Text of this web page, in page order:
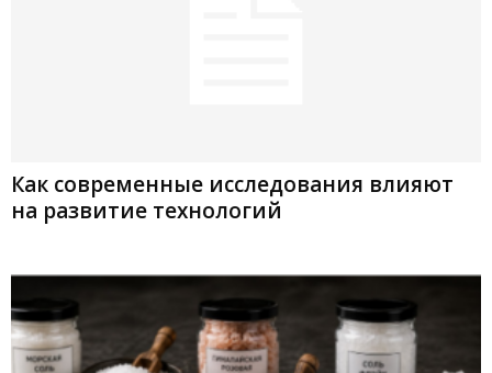
Как современные исследования влияют
на развитие технологий